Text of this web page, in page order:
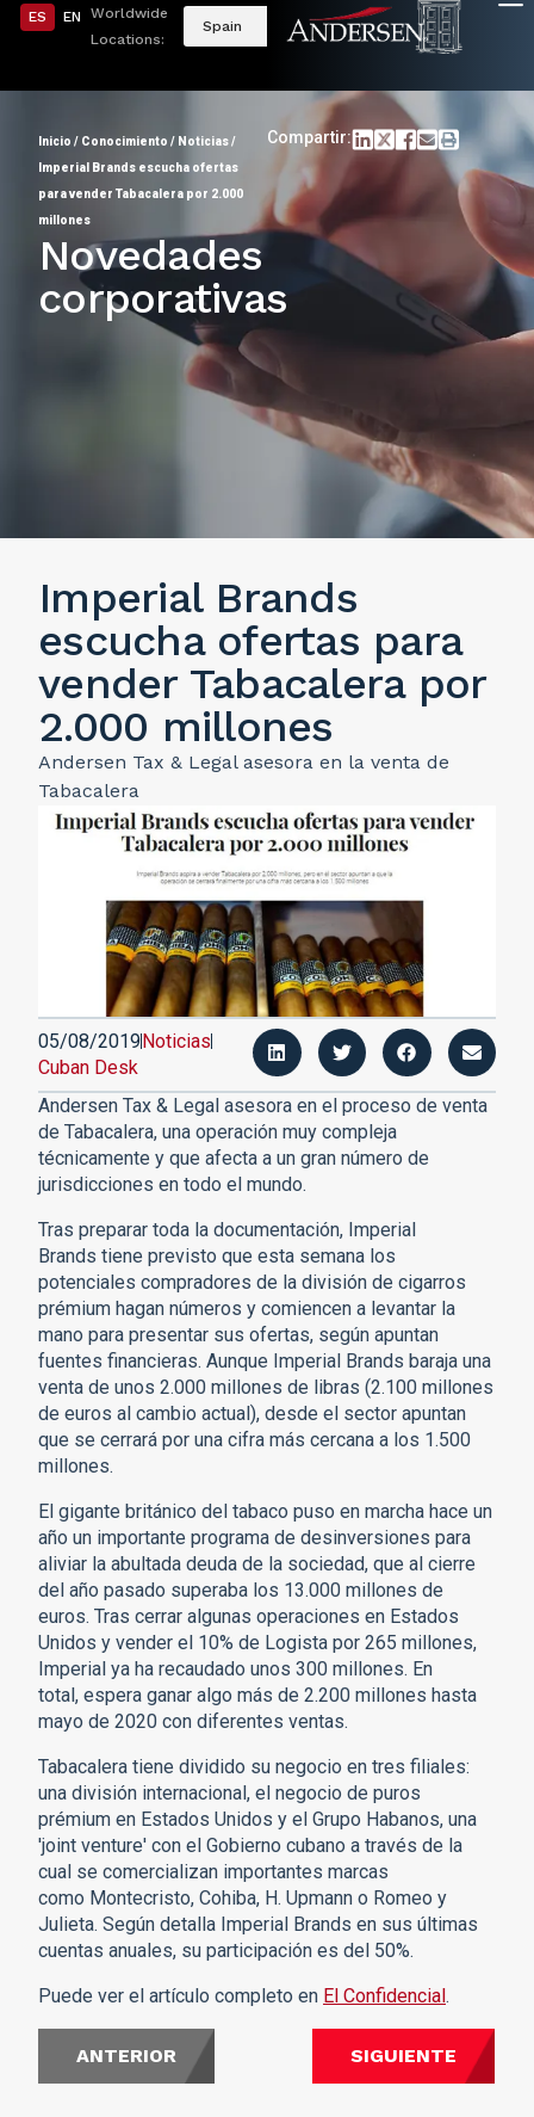
ES EN
Worldwide
Locations:
Spain
Inicio / Conocimiento / Noticias/
Imperial Brands escucha ofertas
para vender Tabacalera por 2.000
millones
Compartir:
Novedades
corporativas
Imperial Brands
escucha ofertas para
vender Tabacalera por
2.000 millones
Andersen Tax & Legal asesora en la venta de
Tabacalera
05/08/2019Noticias
Cuban Desk
Andersen Tax & Legal asesora en el proceso de venta
de Tabacalera, una operación muy compleja
técnicamente y que afecta a un gran número de
jurisdicciones en todo el mundo.
Tras preparar toda la documentación, Imperial
Brands tiene previsto que esta semana los
potenciales compradores de la división de cigarros
prémium hagan números y comiencen a levantar la
mano para presentar sus ofertas, según apuntan
fuentes financieras. Aunque Imperial Brands baraja una
venta de unos 2.000 millones de libras (2.100 millones
de euros al cambio actual), desde el sector apuntan
que se cerrará por una cifra más cercana a los 1.500
millones.
El gigante británico del tabaco puso en marcha hace un
año un importante programa de desinversiones para
aliviar la abultada deuda de la sociedad, que al cierre
del año pasado superaba los 13.000 millones de
euros. Tras cerrar algunas operaciones en Estados
Unidos y vender el 10% de Logista por 265 millones,
Imperial ya ha recaudado unos 300 millones. En
total, espera ganar algo más de 2.200 millones hasta
mayo de 2020 con diferentes ventas.
Tabacalera tiene dividido su negocio en tres filiales:
una división internacional, el negocio de puros
prémium en Estados Unidos y el Grupo Habanos, una
'joint venture' con el Gobierno cubano a través de la
cual se comercializan importantes marcas
como Montecristo, Cohiba, H. Upmann o Romeo y
Julieta. Según detalla Imperial Brands en sus últimas
cuentas anuales, su participación es del 50%.
Puede ver el artículo completo en El Confidencial.
ANTERIOR SIGUIENTE